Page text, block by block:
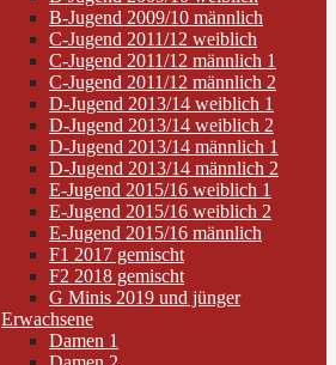
B-Jugend 2009/10 männlich
C-Jugend 2011/12 weiblich
C-Jugend 2011/12 männlich 1
C-Jugend 2011/12 männlich 2
D-Jugend 2013/14 weiblich 1
D-Jugend 2013/14 weiblich 2
D-Jugend 2013/14 männlich 1
D-Jugend 2013/14 männlich 2
E-Jugend 2015/16 weiblich 1
E-Jugend 2015/16 weiblich 2
E-Jugend 2015/16 männlich
F1 2017 gemischt
F2 2018 gemischt
G Minis 2019 und jünger
Erwachsene
Damen 1